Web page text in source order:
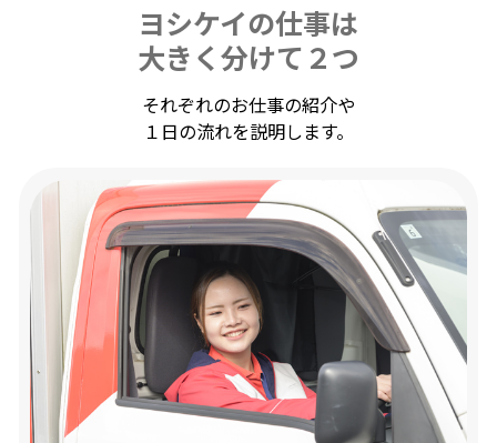
ヨシケイの仕事は
大きく分けて２つ
それぞれのお仕事の紹介や
１日の流れを説明します。